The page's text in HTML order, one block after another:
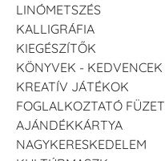
LINÓMETSZÉS
KALLIGRÁFIA
KIEGÉSZÍTŐK
KÖNYVEK - KEDVENCEK
KREATÍV JÁTÉKOK
FOGLALKOZTATÓ FÜZET
AJÁNDÉKKÁRTYA
NAGYKERESKEDELEM